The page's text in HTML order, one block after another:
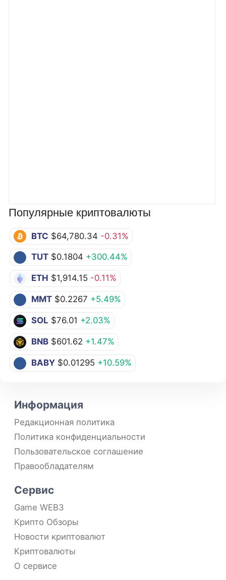
Популярные криптовалюты
BTC $64,780.34 -0.31%
TUT $0.1804 +300.44%
ETH $1,914.15 -0.11%
MMT $0.2267 +5.49%
SOL $76.01 +2.03%
BNB $601.62 +1.47%
BABY $0.01295 +10.59%
Информация
Редакционная политика
Политика конфиденциальности
Пользовательское соглашение
Правообладателям
Сервис
Game WEB3
Крипто Обзоры
Новости криптовалют
Криптовалюты
О сервисе